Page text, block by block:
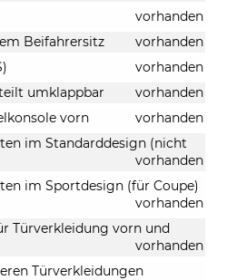
vorhanden
Beifahrersitz
vorhanden
vorhanden
umklappbar
vorhanden
vorn
vorhanden
im Standarddesign (nicht
vorhanden
im Sportdesign (für Coupe)
vorhanden
Türverkleidung vorn und
vorhanden
Türverkleidungen